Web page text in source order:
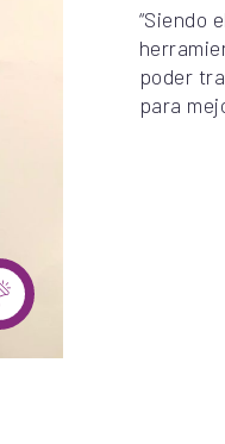
“Siendo
poder
para